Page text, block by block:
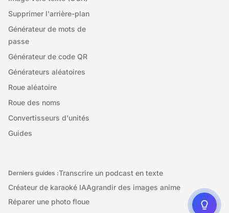
Supprimer l'arrière-plan
Générateur de mots de
passe
Générateur de code QR
Générateurs aléatoires
Roue aléatoire
Roue des noms
Convertisseurs d'unités
Guides
Derniers guides :Transcrire un podcast en texte
Créateur de karaoké IAAgrandir des images anime
Réparer une photo floue